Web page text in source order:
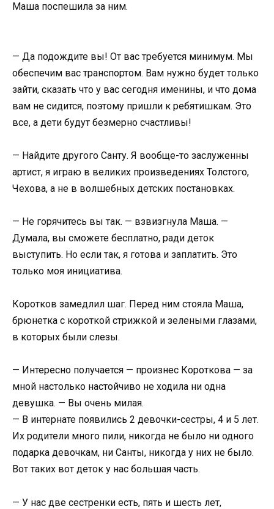
Маша поспешила за ним.
— Да подождите вы! От вас требуется минимум. Мы
обеспечим вас транспортом. Вам нужно будет только
зайти, сказать что у вас сегодня именины, и что дома
вам не сидится, поэтому пришли к ребятишкам. Это
все, а дети будут безмерно счастливы!
— Найдите другого Санту. Я вообще-то заслуженны
артист, я играю в великих произведениях Толстого,
Чехова, а не в волшебных детских постановках.
— Не горячитесь вы так. — взвизгнула Маша. —
Думала, вы сможете бесплатно, ради деток
выступить. Но если так, я готова и заплатить. Это
только моя инициатива.
Коротков замедлил шаг. Перед ним стояла Маша,
брюнетка с короткой стрижкой и зелеными глазами,
в которых были слезы.
— Интересно получается — произнес Короткова — за
мной настолько настойчиво не ходила ни одна
девушка. — Вы очень милая.
— В интернате появились 2 девочки-сестры, 4 и 5 лет.
Их родители много пили, никогда не было ни одного
подарка девочкам, ни Санты, никогда у них не было.
Вот таких вот деток у нас большая часть.
— У нас две сестренки есть, пять и шесть лет,